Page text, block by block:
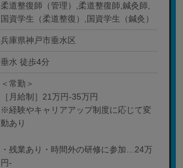
柔道整復師（管理）,柔道整復師,鍼灸師,
国資学生（柔道整復）,国資学生（鍼灸）
兵庫県神戸市垂水区
垂水 徒歩4分
＜常勤＞
［月給制］21万円-35万円
※経験やキャリアアップ制度に応じて変
動あり
・残業あり・時間外の研修に参加…24万
円-